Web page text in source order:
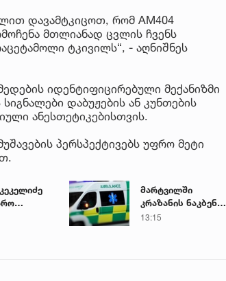
დავამტკიცოთ, რომ AM404
მთლიანად ცვლის ჩვენს
ტკივილს“, - აღნიშნეს
იდენტიფიცირებული მექანიზმი
დაბუჟების ან კუნთების
ანესთეტიკებისთვის.
პერსპექტივებს უფრო მეტი
მარტვილში
კრაზანის ნაკბენით
მძიმე
13:15